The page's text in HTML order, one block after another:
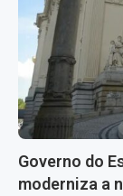
Governo do
moderniza a